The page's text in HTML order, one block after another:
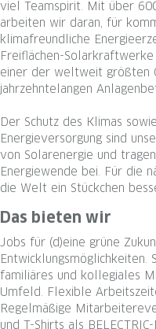
viel Teamspirit. Mit über
arbeiten wir daran, für
klimafreundliche
Freiflächen-Solarkraftwerke
einer der weltweit größten
jahrzehntelangen
Der Schutz des Klimas
Energieversorgung sind
von Solarenergie und
Energiewende bei. Für die
die Welt ein Stückchen
Das bieten wir
Jobs für (d)eine grüne
Entwicklungsmöglichkeiten.
familiäres und kollegiales
Umfeld. Flexible
Regelmäßige
und T-Shirts als